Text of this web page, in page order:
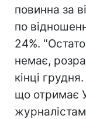
повинна за
по
24%.
немає,
кінці
що отримає